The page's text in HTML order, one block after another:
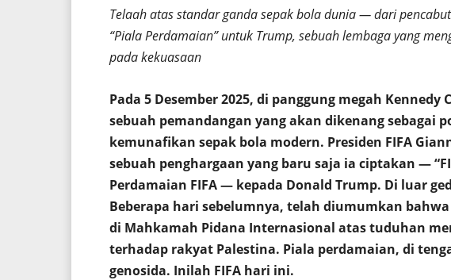
Telaah atas standar ganda sepak bola dunia — dari
“Piala Perdamaian” untuk Trump, sebuah lembaga yang
pada kekuasaan
Pada 5 Desember 2025, di panggung megah
sebuah pemandangan yang akan dikenang sebagai
kemunafikan sepak bola modern. Presiden FIFA
sebuah penghargaan yang baru saja ia ciptakan —
Perdamaian FIFA — kepada Donald Trump. Di luar
Beberapa hari sebelumnya, telah diumumkan
di Mahkamah Pidana Internasional atas tuduhan
terhadap rakyat Palestina. Piala perdamaian, di
genosida. Inilah FIFA hari ini.